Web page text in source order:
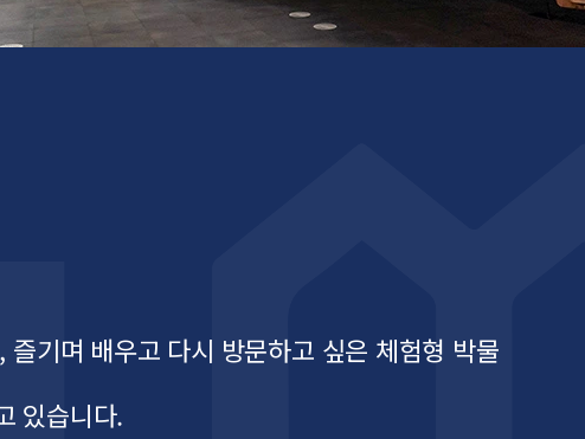
즐기며 배우고 다시 방문하고 싶은 체험형 박물
있습니다.